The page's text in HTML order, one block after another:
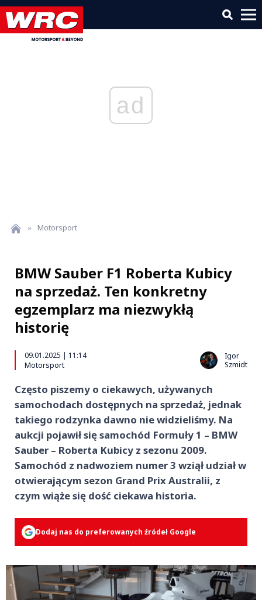
ad
» Motorsport
BMW Sauber F1 Roberta Kubicy
na sprzedaż. Ten konkretny
egzemplarz ma niezwykłą
historię
09.01.2025 | 11:14
Motorsport
Igor
Szmidt
Często piszemy o ciekawych, używanych
samochodach dostępnych na sprzedaż, jednak
takiego rodzynka dawno nie widzieliśmy. Na
aukcji pojawił się samochód Formuły 1 – BMW
Sauber – Roberta Kubicy z sezonu 2009.
Samochód z nadwoziem numer 3 wziął udział w
otwierającym sezon Grand Prix Australii, z
czym wiąże się dość ciekawa historia.
Dodaj nas do preferowanych źródeł Google